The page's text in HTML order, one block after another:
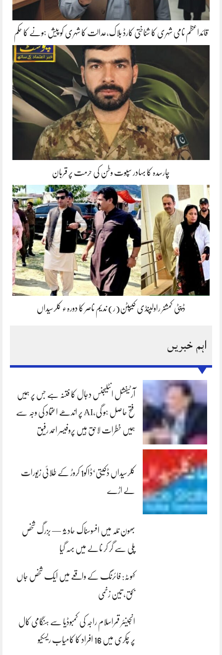
قائداعظم نامی شہری کا شناختی کارڈ بلاک،عدالت کا شہری کو پیش ہونے کا حکم
چارسدہ کا بہادر سپوت وطن کی حرمت پر قربان
ڈپٹی کمشنر راولپنڈی کیپٹن(ر) ندیم ناصر کا دورہء کلرسیداں
اہم خبریں
آرٹیفشل انٹلیجنس دجال کا فتنہ ہے جس پر ہمیں
فتح حاصل ہو گی،AI پر اندھے اعتماد کی وجہ سے
ہمیں خطرات لاحق ہیں پروفیسر احمد رفیق
کلرسیداں ڈکیتی‘ڈاکو1 کروڑ کے طلائی زیورات
لے اڑے
بھون نلہ میں افسوسناک حادثہ — بزرگ شخص
پلی سے گر کر نالے میں بہہ گیا
کہوٹہ: فائرنگ کے واقعے میں ایک شخص جاں
بحق، تین زخمی
انجینئر قمراسلام راجہ کی کمبوڈیا سے ہنگامی کال
پر چکری میں 16 افراد کا کامیاب ریسکیو